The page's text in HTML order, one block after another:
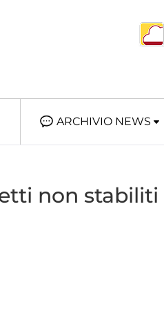
ARCHIVIO NEWS
non stabiliti